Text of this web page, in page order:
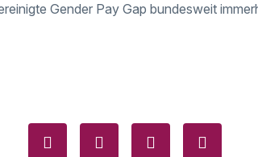
Gender Pay Gap bundesweit